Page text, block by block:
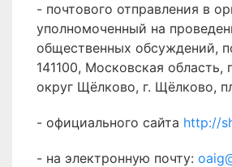
- почтового отправления в
уполномоченный на
общественных обсуждений,
141100, Московская область,
округ Щёлково, г. Щёлково,
- официального сайта http://
- на электронную почту: